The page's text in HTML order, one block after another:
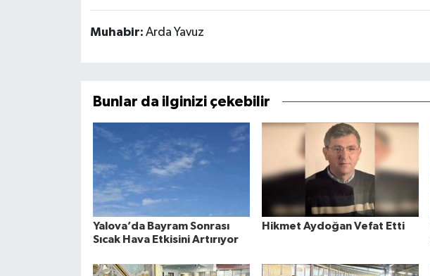
Muhabir: Arda Yavuz
Bunlar da ilginizi çekebilir
Yalova’da Bayram Sonrası
Sıcak Hava Etkisini Artırıyor
Hikmet Aydoğan Vefat Etti